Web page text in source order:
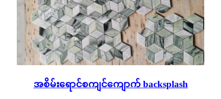
အစိမ်းရောင်စကျင်ကျောက် backsplash